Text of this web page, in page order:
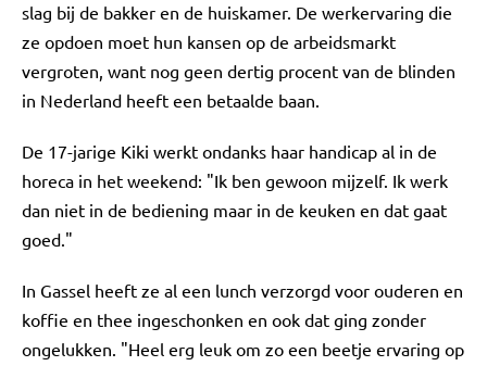
slag bij de bakker en de huiskamer. De werkervaring die
ze opdoen moet hun kansen op de arbeidsmarkt
vergroten, want nog geen dertig procent van de blinden
in Nederland heeft een betaalde baan.
De 17-jarige Kiki werkt ondanks haar handicap al in de
horeca in het weekend: "Ik ben gewoon mijzelf. Ik werk
dan niet in de bediening maar in de keuken en dat gaat
goed."
In Gassel heeft ze al een lunch verzorgd voor ouderen en
koffie en thee ingeschonken en ook dat ging zonder
ongelukken. "Heel erg leuk om zo een beetje ervaring op